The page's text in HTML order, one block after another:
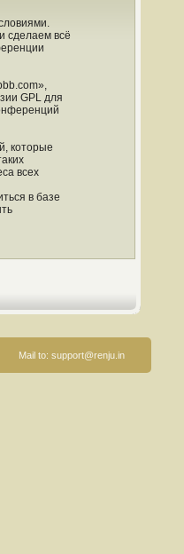
сделаем всё
GPL для
которые
всех
в базе
Mail to: support@renju.in